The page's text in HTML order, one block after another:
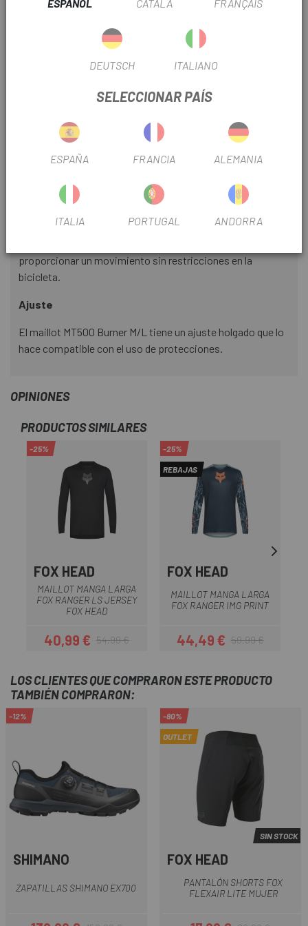
Filosofia de diseño
ganada con esfuerzo y bien merecida, construidas para
pedalear fuerte en los terrenos de montaña más duros.
La selección de telas y el diseño de paneles son la clave del
éxito de esta camiseta. Las mangas y los hombros están
esas zonas de alto desgaste, mientras que el cuerpo
absorción para mantenerte seco y fresco. Se han incluido
proporcionar un movimiento sin restricciones en la
bicicleta.
Ajuste
El maillot MT500 Burner M/L tiene un ajuste holgado que lo
hace compatible con el uso de protecciones.
OPINIONES
PRODUCTOS SIMILARES
-25%
FOX HEAD
MAILLOT MANGA LARGA
FOX RANGER LS JERSEY
FOX HEAD
Precio
40,99 €Precio regular
54,99 €
-25%
REBAJAS
FOX HEAD
MAILLOT MANGA LARGA
FOX RANGER IMG PRINT
Precio
44,49 €Precio regular
59,99 €
LOS CLIENTES QUE COMPRARON ESTE PRODUCTO
TAMBIÉN COMPRARON:
-12%
SHIMANO
ZAPATILLAS SHIMANO EX700
-80%
OUTLET
SIN STOCK
FOX HEAD
PANTALÓN SHORTS FOX
FLEXAIR LITE MUJER
ESPAÑOL CATALÀ FRANÇAIS
DEUTSCH ITALIANO
SELECCIONAR PAÍS
ESPAÑA FRANCIA ALEMANIA
ITALIA PORTUGAL ANDORRA